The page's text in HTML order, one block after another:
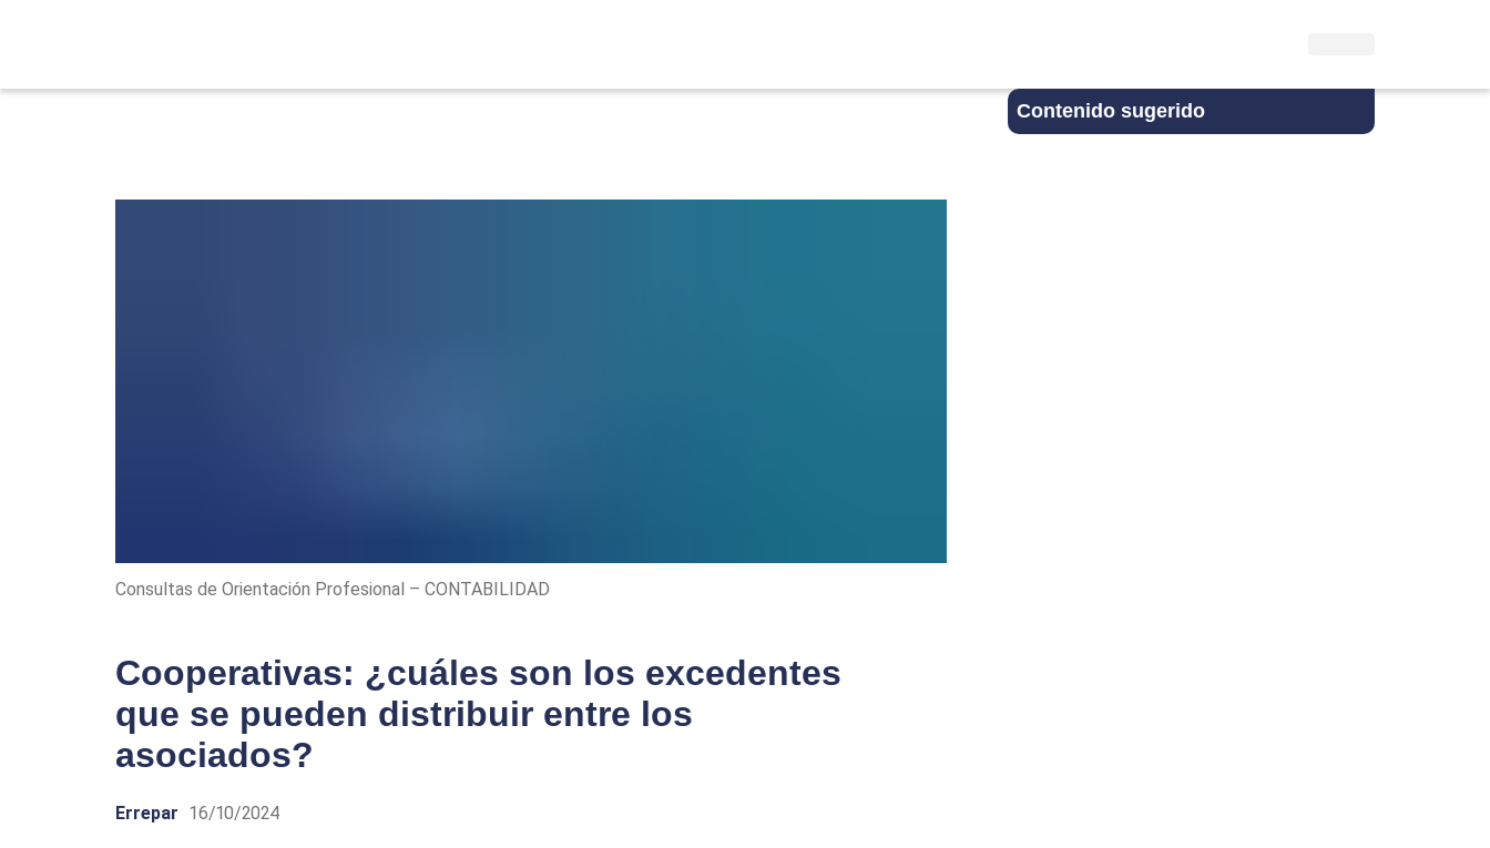
Contenido sugerido
Consultas de Orientación Profesional – CONTABILIDAD
Cooperativas: ¿cuáles son los excedentes
que se pueden distribuir entre los
asociados?
Errepar 16/10/2024